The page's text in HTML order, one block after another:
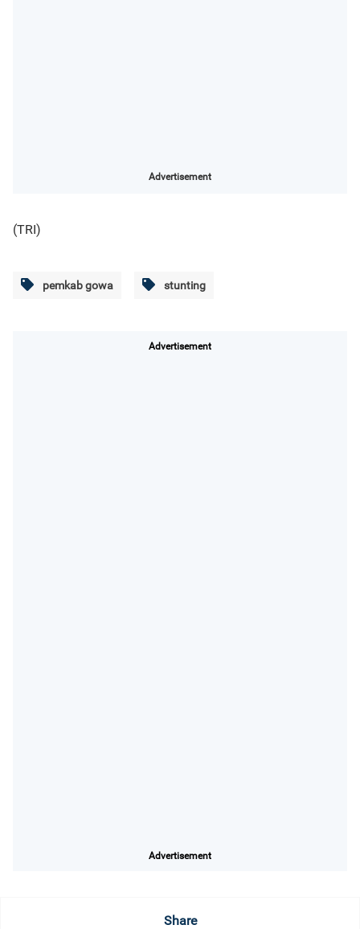
Advertisement
(TRI)
pemkab gowa stunting
Advertisement
Advertisement
Share